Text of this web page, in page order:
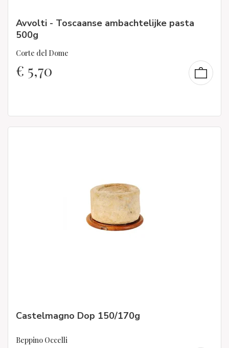
Avvolti - Toscaanse ambachtelijke pasta
500g
Corte del Dome
€ 5,70
Castelmagno Dop 150/170g
Beppino Occelli